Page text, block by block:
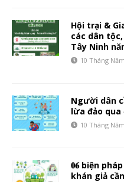
Hội trại &
các dân
Tây Ninh
10 Tháng
Người dân
lừa đảo
10 Tháng
𝟎𝟔 biện
khán giả